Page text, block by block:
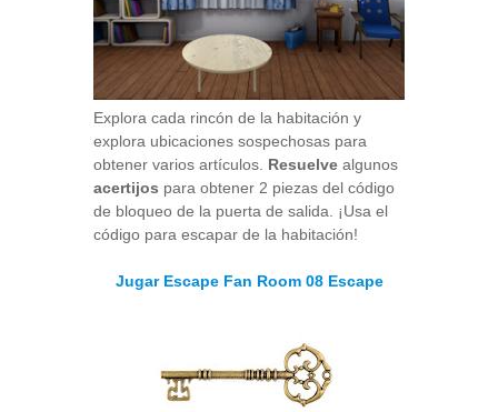
Explora cada rincón de la habitación y
explora ubicaciones sospechosas para
obtener varios artículos. Resuelve algunos
acertijos para obtener 2 piezas del código
de bloqueo de la puerta de salida. ¡Usa el
código para escapar de la habitación!
Jugar Escape Fan Room 08 Escape